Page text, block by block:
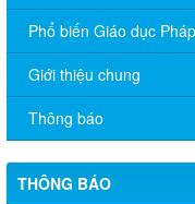
Phổ biến Giáo dục
Giới thiệu chung
Thông báo
THÔNG BÁO
V/v đề nghị báo cáo
và hoạt động mua bán
2).
Thông báo bán thanh
Thông báo lựa chọn